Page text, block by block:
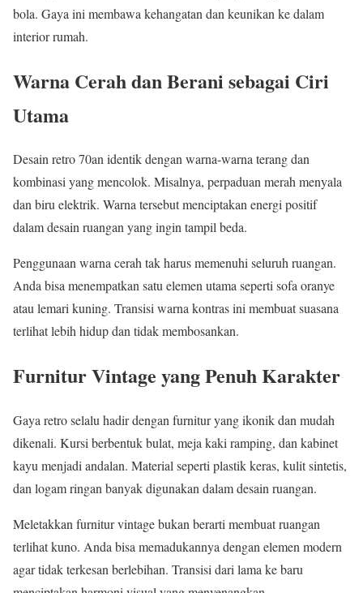
bola. Gaya ini membawa kehangatan dan keunikan ke dalam
interior rumah.
Warna Cerah dan Berani sebagai Ciri
Utama
Desain retro 70an identik dengan warna-warna terang dan
kombinasi yang mencolok. Misalnya, perpaduan merah menyala
dan biru elektrik. Warna tersebut menciptakan energi positif
dalam desain ruangan yang ingin tampil beda.
Penggunaan warna cerah tak harus memenuhi seluruh ruangan.
Anda bisa menempatkan satu elemen utama seperti sofa oranye
atau lemari kuning. Transisi warna kontras ini membuat suasana
terlihat lebih hidup dan tidak membosankan.
Furnitur Vintage yang Penuh Karakter
Gaya retro selalu hadir dengan furnitur yang ikonik dan mudah
dikenali. Kursi berbentuk bulat, meja kaki ramping, dan kabinet
kayu menjadi andalan. Material seperti plastik keras, kulit sintetis,
dan logam ringan banyak digunakan dalam desain ruangan.
Meletakkan furnitur vintage bukan berarti membuat ruangan
terlihat kuno. Anda bisa memadukannya dengan elemen modern
agar tidak terkesan berlebihan. Transisi dari lama ke baru